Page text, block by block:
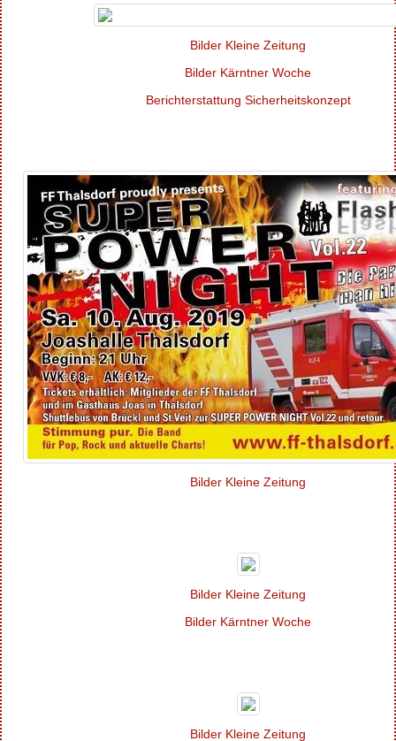
Bilder Kleine Zeitung
Bilder Kärntner Woche
Berichterstattung Sicherheitskonzept
Bilder Kleine Zeitung
Bilder Kleine Zeitung
Bilder Kärntner Woche
Bilder Kleine Zeitung